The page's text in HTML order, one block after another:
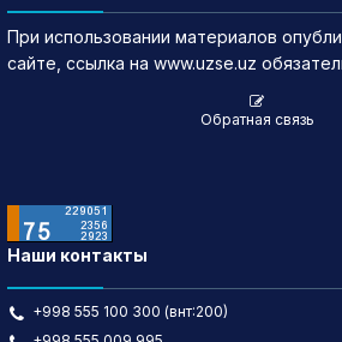
При использовании материалов
сайте, ссылка на www.uzse.uz
Обратная связь
Наши контакты
+998 555 100 300 (внт:200)